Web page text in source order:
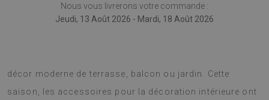
Nous vous livrerons votre commande :
Jeudi, 13 Août 2026 - Mardi, 18 Août 2026
décor moderne de terrasse, balcon ou jardin. Cette
saison, les accessoires pour la décoration intérieure ont